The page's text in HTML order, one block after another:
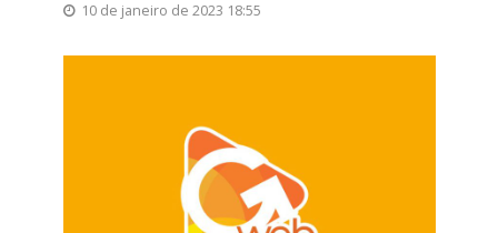
10 de janeiro de 2023 18:55